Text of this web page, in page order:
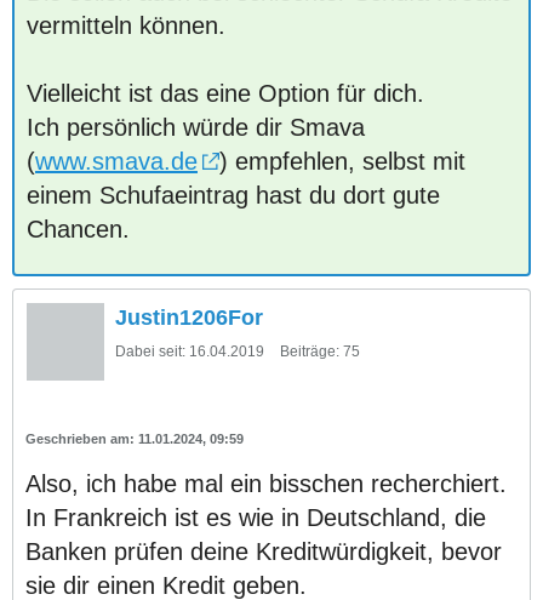
vermitteln können.
Vielleicht ist das eine Option für dich.
Ich persönlich würde dir Smava
(www.smava.de
) empfehlen, selbst mit
einem Schufaeintrag hast du dort gute
Chancen.
Justin1206For
Dabei seit: 16.04.2019 Beiträge: 75
11.01.2024, 09:59
Also, ich habe mal ein bisschen recherchiert.
In Frankreich ist es wie in Deutschland, die
Banken prüfen deine Kreditwürdigkeit, bevor
sie dir einen Kredit geben.